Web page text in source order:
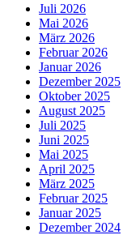
Juli 2026
Mai 2026
März 2026
Februar 2026
Januar 2026
Dezember 2025
Oktober 2025
August 2025
Juli 2025
Juni 2025
Mai 2025
April 2025
März 2025
Februar 2025
Januar 2025
Dezember 2024